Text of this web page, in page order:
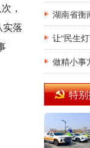
，
落
让“民生
做精小事
特